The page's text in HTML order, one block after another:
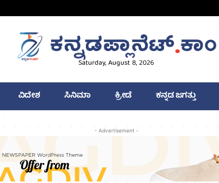
Saturday, August 8, 2026
ವಿದೇಶ ಸಿನಿಮಾ ಕ್ರೀಡೆ ಕನ್ನಡ ಜಗತ್ತು
- Advertisement -